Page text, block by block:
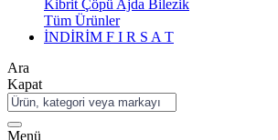
Kibrit Çöpü Ajda Bilezik
Tüm Ürünler
İNDİRİM F I R S A T
Ara
Kapat
Menü